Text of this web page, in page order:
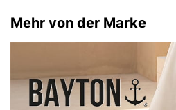
Mehr von der Marke